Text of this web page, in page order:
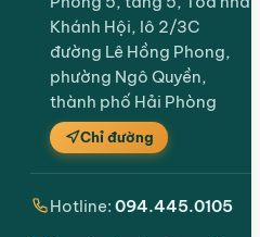
Khánh Hội, lô 2/3C
đường Lê Hồng Phong,
phường Ngô Quyền,
thành phố Hải Phòng
Chỉ đường
Hotline: 094.445.0105